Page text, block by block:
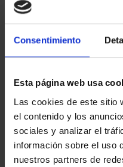
Consentimiento
Esta página web usa
Las cookies de este sitio
el contenido y los
sociales y analizar el
información sobre el uso
nuestros partners de